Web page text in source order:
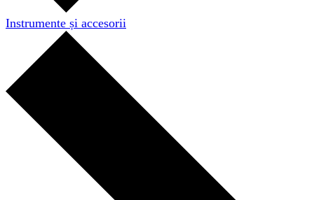
Instrumente și accesorii